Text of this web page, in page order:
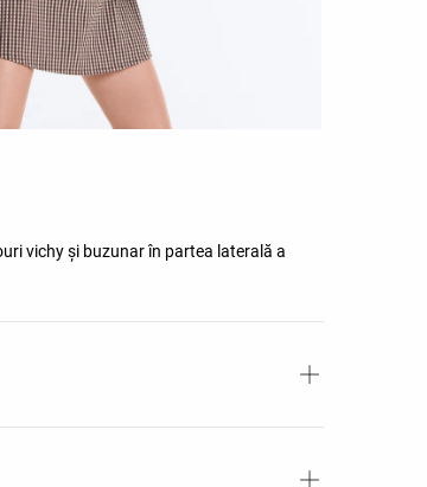
vichy și buzunar în partea laterală a